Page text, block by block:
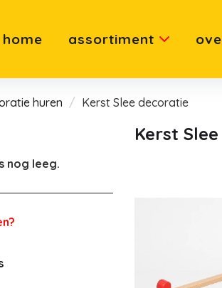
home assortiment
huren Kerst Slee decoratie
nog leeg.
Kerst